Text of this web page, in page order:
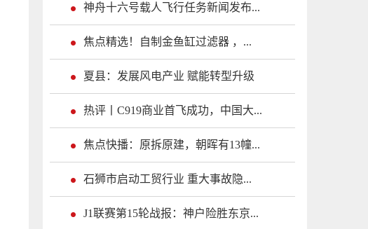
神舟十六号载人飞行任务新闻发布...
焦点精选！自制金鱼缸过滤器 ，...
夏县：发展风电产业 赋能转型升级
热评丨C919商业首飞成功，中国大...
焦点快播：原拆原建，朝晖有13幢...
石狮市启动工贸行业 重大事故隐...
J1联赛第15轮战报：神户险胜东京...